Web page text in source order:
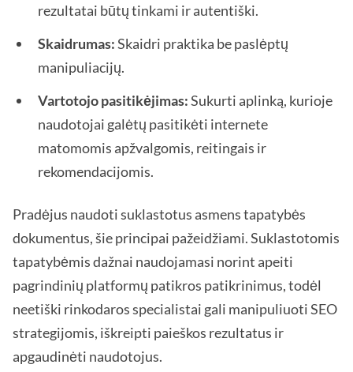
rezultatai būtų tinkami ir autentiški.
Skaidrumas:Skaidri praktika be paslėptų
manipuliacijų.
Vartotojo pasitikėjimas:Sukurti aplinką, kurioje
naudotojai galėtų pasitikėti internete
matomomis apžvalgomis, reitingais ir
rekomendacijomis.
Pradėjus naudoti suklastotus asmens tapatybės
dokumentus, šie principai pažeidžiami. Suklastotomis
tapatybėmis dažnai naudojamasi norint apeiti
pagrindinių platformų patikros patikrinimus, todėl
neetiški rinkodaros specialistai gali manipuliuoti SEO
strategijomis, iškreipti paieškos rezultatus ir
apgaudinėti naudotojus.